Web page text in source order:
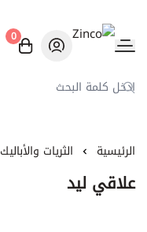
Zinco
0
الرئيسية الثريات والأباليك
علاقي ليد